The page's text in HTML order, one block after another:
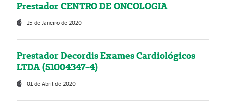
Prestador CENTRO DE ONCOLOGIA
15 de Janeiro de 2020
Prestador Decordis Exames Cardiológicos
LTDA (51004347-4)
01 de Abril de 2020